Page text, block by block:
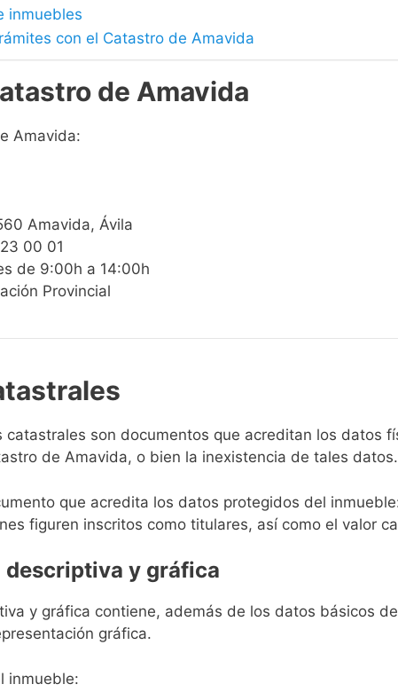
inmuebles
con el Catastro de Amavida
de Amavida
Amavida:
Amavida, Ávila
00 01
de 9:00h a 14:00h
Provincial
son documentos que acreditan los datos
de Amavida, o bien la inexistencia de tales datos.
que acredita los datos protegidos del
figuren inscritos como titulares, así como el valor
y gráfica
y gráfica contiene, además de los datos básicos
gráfica.
inmueble: